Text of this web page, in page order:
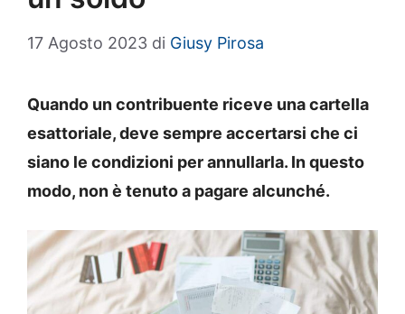
17 Agosto 2023 di Giusy Pirosa
Quando un contribuente riceve una cartella
esattoriale, deve sempre accertarsi che ci
siano le condizioni per annullarla. In questo
modo, non è tenuto a pagare alcunché.